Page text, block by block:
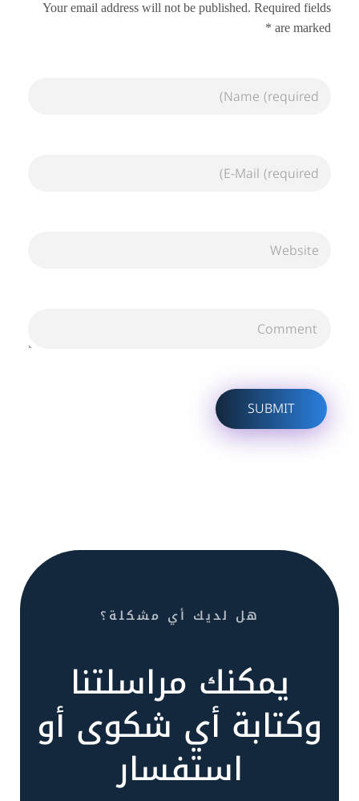
Your email address will not be published. Required fields
are marked *
هل لديك أي مشكلة؟
يمكنك مراسلتنا
وكتابة أي شكوى أو
استفسار